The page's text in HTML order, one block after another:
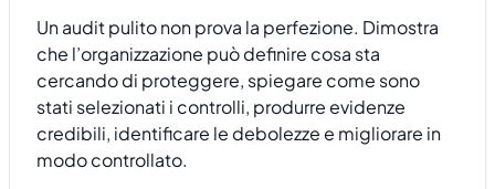
Un audit pulito non prova la perfezione. Dimostra
che l’organizzazione può definire cosa sta
cercando di proteggere, spiegare come sono
stati selezionati i controlli, produrre evidenze
credibili, identificare le debolezze e migliorare in
modo controllato.